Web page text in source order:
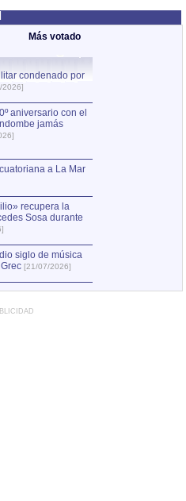
Más votado
condenado por
2026]
aniversario con el
jamás
a La Mar
recupera la
Sosa durante
siglo de música
[21/07/2026]